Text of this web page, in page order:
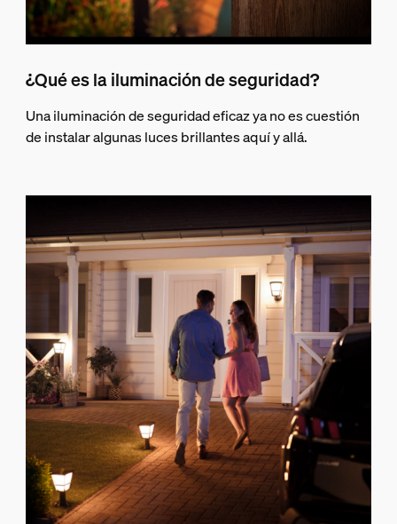
¿Qué es la iluminación de seguridad?
Una iluminación de seguridad eficaz ya no es cuestión
de instalar algunas luces brillantes aquí y allá.